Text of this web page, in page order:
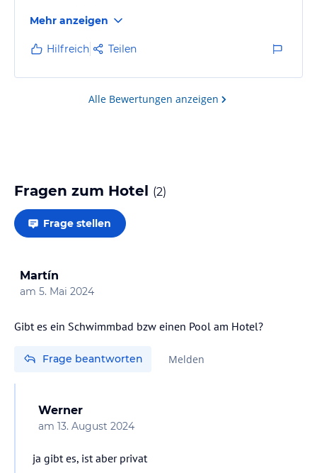
Mehr anzeigen
Hilfreich Teilen
Alle Bewertungen anzeigen
Fragen zum Hotel (2)
Frage stellen
Martín
am 5. Mai 2024
Gibt es ein Schwimmbad bzw einen Pool am Hotel?
Frage beantworten Melden
Werner
am 13. August 2024
ja gibt es, ist aber privat